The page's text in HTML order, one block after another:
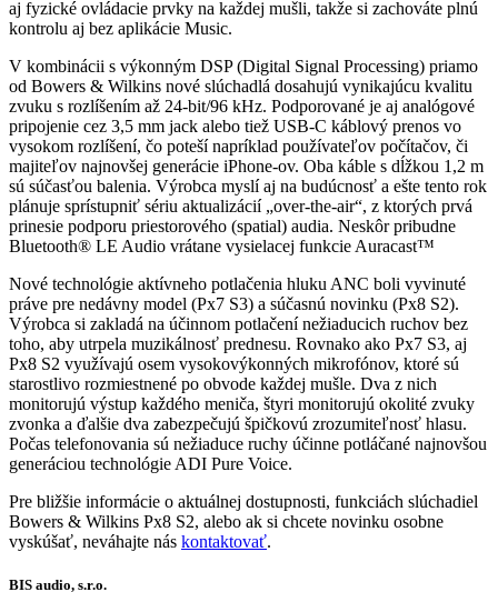
aj fyzické ovládacie prvky na každej mušli, takže si zachováte plnú
kontrolu aj bez aplikácie Music.
V kombinácii s výkonným DSP (Digital Signal Processing) priamo
od Bowers & Wilkins nové slúchadlá dosahujú vynikajúcu kvalitu
zvuku s rozlíšením až 24-bit/96 kHz. Podporované je aj analógové
pripojenie cez 3,5 mm jack alebo tiež USB-C káblový prenos vo
vysokom rozlíšení, čo poteší napríklad používateľov počítačov, či
majiteľov najnovšej generácie iPhone-ov. Oba káble s dĺžkou 1,2 m
sú súčasťou balenia. Výrobca myslí aj na budúcnosť a ešte tento rok
plánuje sprístupniť sériu aktualizácií „over-the-air“, z ktorých prvá
prinesie podporu priestorového (spatial) audia. Neskôr pribudne
Bluetooth® LE Audio vrátane vysielacej funkcie Auracast™
Nové technológie aktívneho potlačenia hluku ANC boli vyvinuté
práve pre nedávny model (Px7 S3) a súčasnú novinku (Px8 S2).
Výrobca si zakladá na účinnom potlačení nežiaducich ruchov bez
toho, aby utrpela muzikálnosť prednesu. Rovnako ako Px7 S3, aj
Px8 S2 využívajú osem vysokovýkonných mikrofónov, ktoré sú
starostlivo rozmiestnené po obvode každej mušle. Dva z nich
monitorujú výstup každého meniča, štyri monitorujú okolité zvuky
zvonka a ďalšie dva zabezpečujú špičkovú zrozumiteľnosť hlasu.
Počas telefonovania sú nežiaduce ruchy účinne potláčané najnovšou
generáciou technológie ADI Pure Voice.
Pre bližšie informácie o aktuálnej dostupnosti, funkciách slúchadiel
Bowers & Wilkins Px8 S2, alebo ak si chcete novinku osobne
vyskúšať, neváhajte nás kontaktovať.
BIS audio, s.r.o.